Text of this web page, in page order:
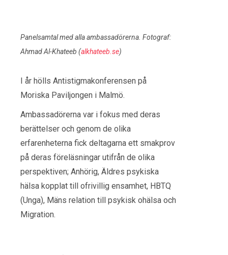
Panelsamtal med alla ambassadörerna. Fotograf:
Ahmad Al-Khateeb (alkhateeb.se)
I år hölls Antistigmakonferensen på
Moriska Paviljongen i Malmö.
Ambassadörerna var i fokus med deras
berättelser och genom de olika
erfarenheterna fick deltagarna ett smakprov
på deras föreläsningar utifrån de olika
perspektiven; Anhörig, Äldres psykiska
hälsa kopplat till ofrivillig ensamhet, HBTQ
(Unga), Mäns relation till psykisk ohälsa och
Migration.